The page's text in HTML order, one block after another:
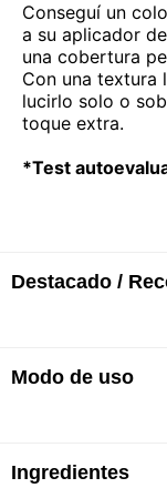
Conseguí un
a su aplicador
una cobertura
Con una textura
lucirlo solo o
toque extra.
*Test
Destacado /
· Volumen
· Textura liviana
Modo de uso
1. Aplicar una
Ingredientes